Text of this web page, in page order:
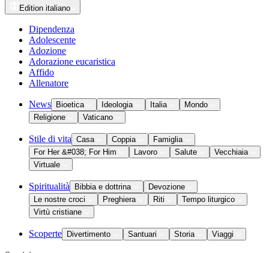
Edition italiano
Dipendenza
Adolescente
Adozione
Adorazione eucaristica
Affido
Allenatore
News Bioetica Ideologia Italia
Mondo
Religione
Vaticano
Stile di vita Casa Coppia
Famiglia
For Her &#038; For Him
Lavoro Salute
Vecchiaia
Virtuale
Spiritualità Bibbia e dottrina
Devozione
Le nostre croci
Preghiera Riti
Tempo liturgico
Virtù cristiane
Scoperte Divertimento Santuari Storia Viaggi